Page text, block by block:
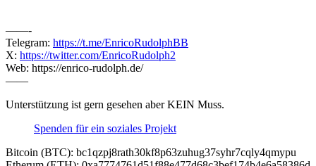
——-
Telegram: https://t.me/EnricoRudolphBB
X: https://twitter.com/EnricoRudolph2
Web: https://enrico-rudolph.de/
——
Unterstützung ist gern gesehen aber KEIN Muss.
Spenden für ein soziales Projekt
Bitcoin (BTC): bc1qzpj8rath30kf8p63zuhug37syhr7cqly4qmypu